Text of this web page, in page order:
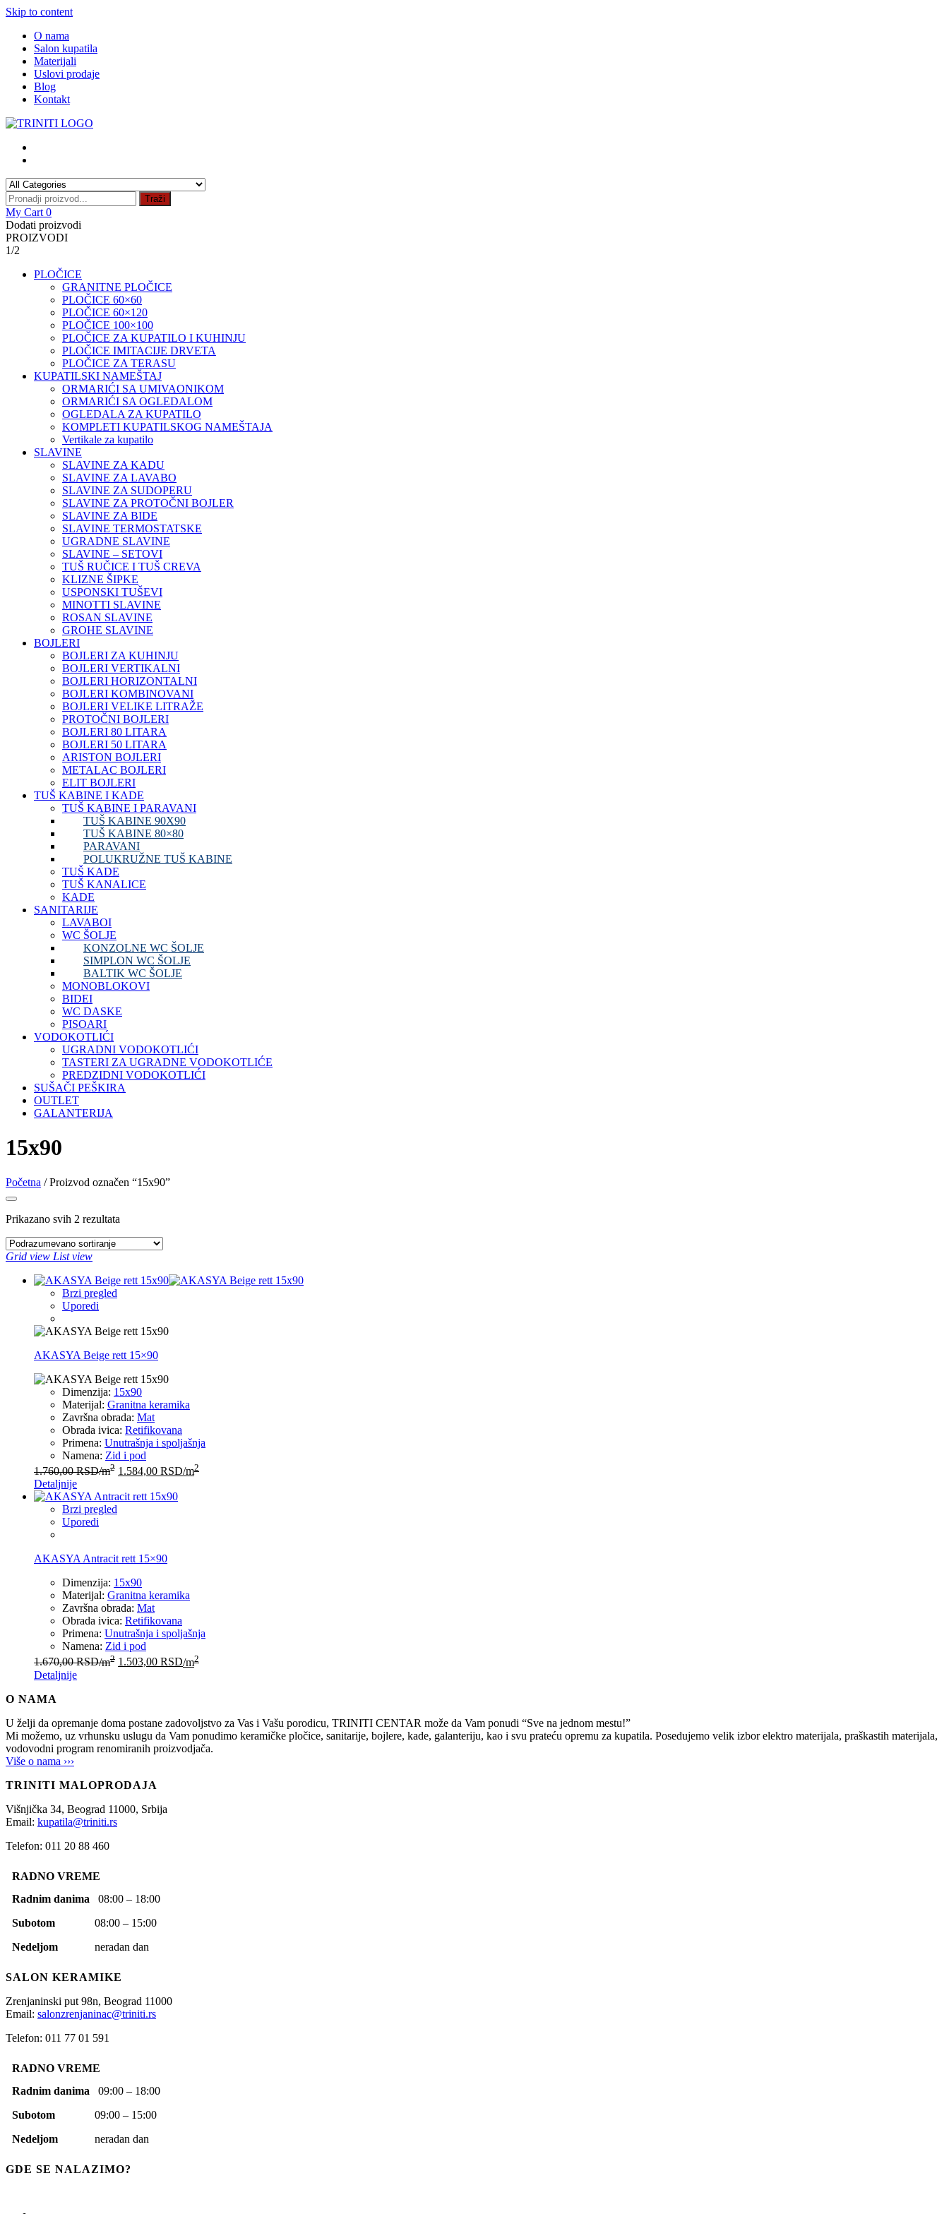
Skip to content
O nama
Salon kupatila
Materijali
Uslovi prodaje
Blog
Kontakt
Traži
My Cart 0
Dodati proizvodi
PROIZVODI
1/2
PLOČICE
GRANITNE PLOČICE
PLOČICE 60×60
PLOČICE 60×120
PLOČICE 100×100
PLOČICE ZA KUPATILO I KUHINJU
PLOČICE IMITACIJE DRVETA
PLOČICE ZA TERASU
KUPATILSKI NAMEŠTAJ
ORMARIĆI SA UMIVAONIKOM
ORMARIĆI SA OGLEDALOM
OGLEDALA ZA KUPATILO
KOMPLETI KUPATILSKOG NAMEŠTAJA
Vertikale za kupatilo
SLAVINE
SLAVINE ZA KADU
SLAVINE ZA LAVABO
SLAVINE ZA SUDOPERU
SLAVINE ZA PROTOČNI BOJLER
SLAVINE ZA BIDE
SLAVINE TERMOSTATSKE
UGRADNE SLAVINE
SLAVINE – SETOVI
TUŠ RUČICE I TUŠ CREVA
KLIZNE ŠIPKE
USPONSKI TUŠEVI
MINOTTI SLAVINE
ROSAN SLAVINE
GROHE SLAVINE
BOJLERI
BOJLERI ZA KUHINJU
BOJLERI VERTIKALNI
BOJLERI HORIZONTALNI
BOJLERI KOMBINOVANI
BOJLERI VELIKE LITRAŽE
PROTOČNI BOJLERI
BOJLERI 80 LITARA
BOJLERI 50 LITARA
ARISTON BOJLERI
METALAC BOJLERI
ELIT BOJLERI
TUŠ KABINE I KADE
TUŠ KABINE I PARAVANI
TUŠ KABINE 90X90
TUŠ KABINE 80×80
PARAVANI
POLUKRUŽNE TUŠ KABINE
TUŠ KADE
TUŠ KANALICE
KADE
SANITARIJE
LAVABOI
WC ŠOLJE
KONZOLNE WC ŠOLJE
SIMPLON WC ŠOLJE
BALTIK WC ŠOLJE
MONOBLOKOVI
BIDEI
WC DASKE
PISOARI
VODOKOTLIĆI
UGRADNI VODOKOTLIĆI
TASTERI ZA UGRADNE VODOKOTLIĆE
PREDZIDNI VODOKOTLIĆI
SUŠAČI PEŠKIRA
OUTLET
GALANTERIJA
15x90
Početna / Proizvod označen “15x90”
Prikazano svih 2 rezultata
Grid view List view
Brzi pregled
Uporedi
AKASYA Beige rett 15×90
Dimenzija: 15x90
Materijal: Granitna keramika
Završna obrada: Mat
Obrada ivica: Retifikovana
Primena: Unutrašnja i spoljašnja
Namena: Zid i pod
1.760,00RSD/m2 1.584,00 RSD/m2
Detaljnije
Brzi pregled
Uporedi
AKASYA Antracit rett 15×90
Dimenzija: 15x90
Materijal: Granitna keramika
Završna obrada: Mat
Obrada ivica: Retifikovana
Primena: Unutrašnja i spoljašnja
Namena: Zid i pod
1.670,00RSD/m2 1.503,00 RSD/m2
Detaljnije
O NAMA
U želji da opremanje doma postane zadovoljstvo za Vas i Vašu porodicu, TRINITI CENTAR može da Vam ponudi “Sve na jednom mestu!”
Mi možemo, uz vrhunsku uslugu da Vam ponudimo keramičke pločice, sanitarije, bojlere, kade, galanteriju, kao i svu prateću opremu za kupatila. Posedujemo velik izbor elektro materijala, praškastih materijala,
vodovodni program renomiranih proizvodjača.
Više o nama ›››
TRINITI MALOPRODAJA
Višnjička 34, Beograd 11000, Srbija
Email: kupatila@triniti.rs
Telefon: 011 20 88 460
RADNO VREME
Radnim danima 08:00 – 18:00
Subotom 08:00 – 15:00
Nedeljom neradan dan
SALON KERAMIKE
Zrenjaninski put 98n, Beograd 11000
Email: salonzrenjaninac@triniti.rs
Telefon: 011 77 01 591
RADNO VREME
Radnim danima 09:00 – 18:00
Subotom 09:00 – 15:00
Nedeljom neradan dan
GDE SE NALAZIMO?